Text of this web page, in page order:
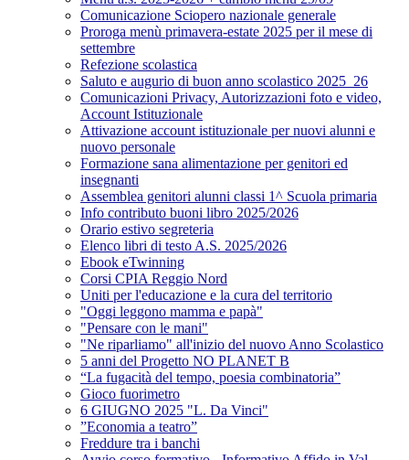
Comunicazione Sciopero nazionale generale
Proroga menù primavera-estate 2025 per il mese di
settembre
Refezione scolastica
Saluto e augurio di buon anno scolastico 2025_26
Comunicazioni Privacy, Autorizzazioni foto e video,
Account Istituzionale
Attivazione account istituzionale per nuovi alunni e
nuovo personale
Formazione sana alimentazione per genitori ed
insegnanti
Assemblea genitori alunni classi 1^ Scuola primaria
Info contributo buoni libro 2025/2026
Orario estivo segreteria
Elenco libri di testo A.S. 2025/2026
Ebook eTwinning
Corsi CPIA Reggio Nord
Uniti per l'educazione e la cura del territorio
"Oggi leggono mamma e papà"
"Pensare con le mani"
"Ne riparliamo" all'inizio del nuovo Anno Scolastico
5 anni del Progetto NO PLANET B
“La fugacità del tempo, poesia combinatoria”
Gioco fuorimetro
6 GIUGNO 2025 "L. Da Vinci"
”Economia a teatro”
Freddure tra i banchi